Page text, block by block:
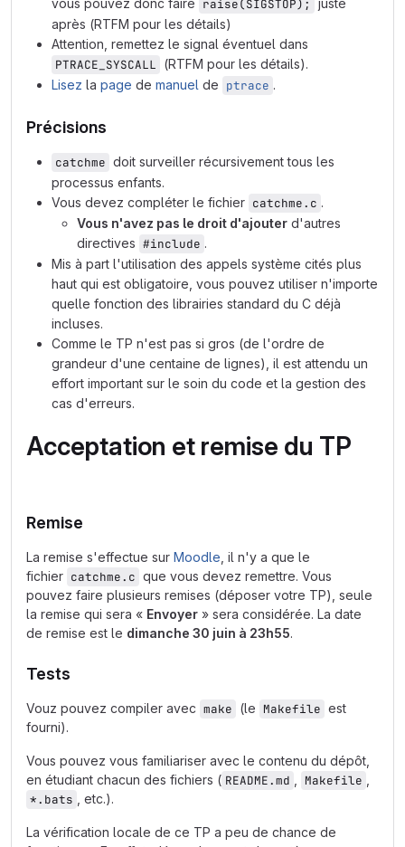
vous pouvez donc faire raise(SIGSTOP);
juste
après (RTFM pour les détails)
Attention, remettez le signal éventuel dans
PTRACE_SYSCALL (RTFM pour les détails).
Lisez la page de manuel de ptrace .
Précisions
catchme doit surveiller récursivement tous les
processus enfants.
Vous devez compléter le fichier catchme.c .
Vous n'avez pas le droit d'ajouter d'autres
directives #include .
Mis à part l'utilisation des appels système cités plus
haut qui est obligatoire, vous pouvez utiliser n'importe
quelle fonction des librairies standard du C déjà
incluses.
Comme le TP n'est pas si gros (de l'ordre de
grandeur d'une centaine de lignes), il est attendu un
effort important sur le soin du code et la gestion des
cas d'erreurs.
Acceptation et remise du TP
Remise
La remise s'effectue sur Moodle , il n'y a que le
fichier catchme.c que vous devez remettre. Vous
pouvez faire plusieurs remises (déposer votre TP), seule
la remise qui sera « Envoyer » sera considérée. La date
de remise est le dimanche 30 juin à 23h55.
Tests
Vouz pouvez compiler avec make (le Makefile est
fourni).
Vous pouvez vous familiariser avec le contenu du dépôt,
en étudiant chacun des fichiers ( README.md Makefile
*.bats
, etc.).
La vérification locale de ce TP a peu de chance de